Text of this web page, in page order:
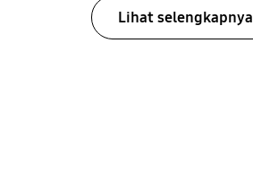
Lihat selengkapnya